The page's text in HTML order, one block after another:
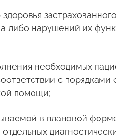
либо нарушений их
необходимых
с
помощи;
в плановой